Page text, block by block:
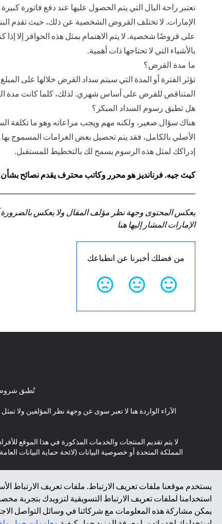
↑
تعتبر راحة البال التي يتم الحصول عليها عند دفع فاتورة
الإمارات. لا تختلف القروض الشخصية عن ذلك، حيث تقدم
على قروضًا شخصية. لا يتم الاهتمام بمثل هذه الحوافز إلا
بالأشياء التي لا تحتاجها ذات أهمية.
ما مدة القرض؟
تؤثر الفترة أو المدة التي سيتم سداد القرض خلالها على
المتناقص للقرض على أساس شهري. لذلك، كلما كانت مدة
هل تطبق رسوم السداد المبكر؟
هناك سؤال صغير، ولكنه مهم ويجب مراعاته وهو ما تكلفة
الأصلي بالكامل، فقد يتم تحصيل بعض الغرامات المسموح
إدراكك لمثل هذه الرسوم يسمح لك بالتخطيط للمستقبل.
كيث جيه. فرنانديز هو محرر وكاتب محترف يقدم نصائح بشأن
يعكس المحتوى وجهة نظر مؤلف المقال ولا يعكس بالضرورة
الإمارات المشار إليها هنا
من فضلك أخبرنا عن انطباعك
يستخدم موقعنا ملفات تعريف الارتباط. ملفات تعريف الارتباط
استخدامنا لملفات تعريف الارتباط التسويقية لتزويدك بتجربة
يمكن مشاركة هذه المعلومات مع شركائنا في وسائل التواصل
تُطبق شروط
الآراء الواردة هنا لا تعبر سوى عن وجهة نظر المؤلفين ولا
لا يتم تقديم المنتجات والخدمات المذكورة في هذا الموقع
المملكة المتحدة أو خصوصية البيانات (لائحة حماية البيانات
*GDPR – اللائحة العامة لحماية البيانات؛ * LGPD – Lei Geral de Proteção de Dados Pessoais ; *NZPA – قانون الخصوصية النيوزيلندي